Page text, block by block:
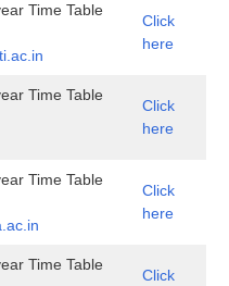
Time Table
Click
here
Time Table
Click
here
Time Table
Click
here
Time Table
Click